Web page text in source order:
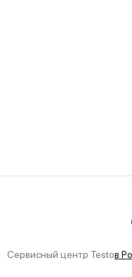
Сервисный центр Testoв